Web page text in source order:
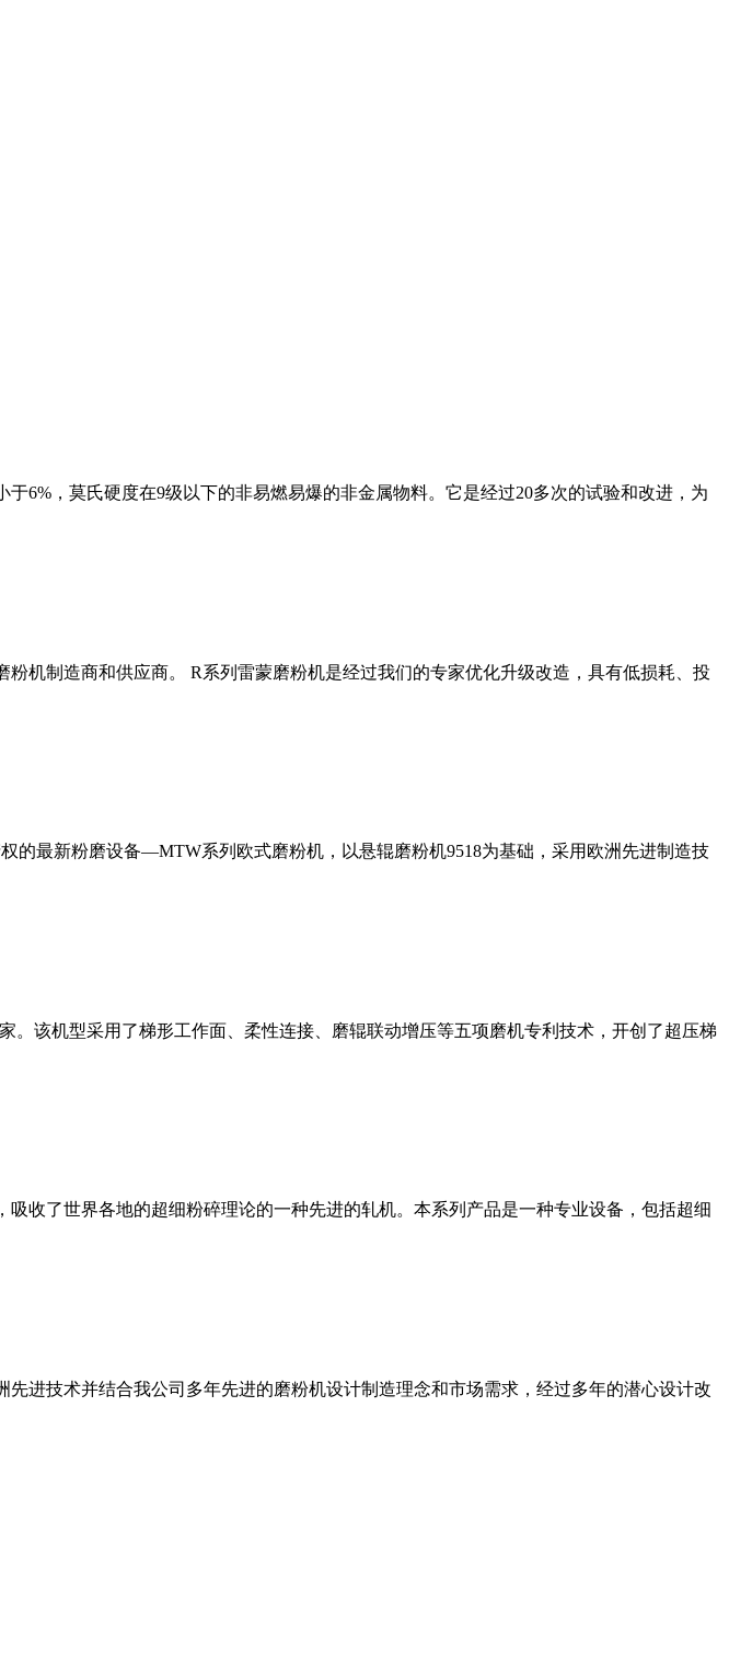
6%，莫氏硬度在9级以下的非易燃易爆的非金属物料。它是经过20多次的试验和改进，为
机制造商和供应商。 R系列雷蒙磨粉机是经过我们的专家优化升级改造，具有低损耗、投
的最新粉磨设备—MTW系列欧式磨粉机，以悬辊磨粉机9518为基础，采用欧洲先进制造技
该机型采用了梯形工作面、柔性连接、磨辊联动增压等五项磨机专利技术，开创了超压梯
收了世界各地的超细粉碎理论的一种先进的轧机。本系列产品是一种专业设备，包括超细
进技术并结合我公司多年先进的磨粉机设计制造理念和市场需求，经过多年的潜心设计改